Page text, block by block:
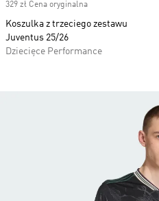
329 zł Cena oryginalna
Koszulka z trzeciego zestawu
Juventus 25/26
Dziecięce Performance